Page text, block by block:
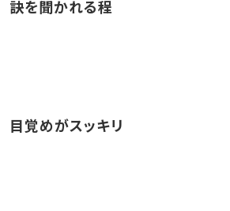
訣を聞かれる程
目覚めがスッキリ